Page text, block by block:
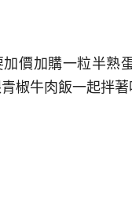
價加購一粒半熟
椒牛肉飯一起拌著